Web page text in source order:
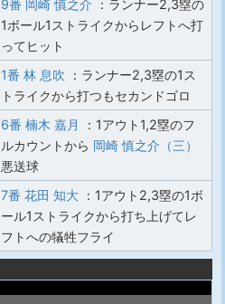
9番 岡崎 慎之介 ：ランナー2,3塁の
1ボール1ストライクからレフトへ打
ってヒット
1番 林 息吹 ：ランナー2,3塁の1ス
トライクから打つもセカンドゴロ
6番 楠木 嘉月
：1アウト1,2塁のフ
ルカウントから 岡崎 慎之介（三）
悪送球
7番 花田 知大 ：1アウト2,3塁の1ボ
ール1ストライクから打ち上げてレ
フトへの犠牲フライ